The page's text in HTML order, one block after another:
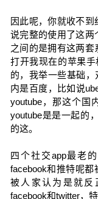
因此呢，你就收不
说完整的使用了这两
之间的是拥有这两
打开我现在的苹果
的，我举一些基础，
内是百度，比如说
youtube，那这个国
youtube是是一起的
的这。
四个社交app最老
facebook和推特呢
被人家认为是就反
facebook和twitter，